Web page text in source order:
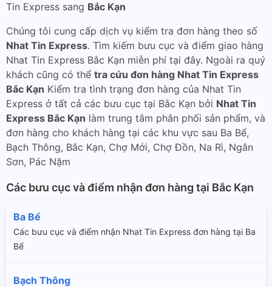
Tin Express sang Bắc Kạn
Chúng tôi cung cấp dịch vụ kiểm tra đơn hàng theo số
Nhat Tin Express. Tìm kiếm bưu cục và điểm giao hàng
Nhat Tin Express Bắc Kạn miễn phí tại đây. Ngoài ra quý
khách cũng có thể tra cứu đơn hàng Nhat Tin Express
Bắc Kạn Kiểm tra tình trạng đơn hàng của Nhat Tin
Express ở tất cả các bưu cục tại Bắc Kạn bởi Nhat Tin
Express Bắc Kạn làm trung tâm phân phối sản phẩm, và
đơn hàng cho khách hàng tại các khu vực sau Ba Bể,
Bạch Thông, Bắc Kạn, Chợ Mới, Chợ Đồn, Na Rì, Ngân
Sơn, Pác Nặm
Các bưu cục và điểm nhận đơn hàng tại Bắc Kạn
Ba Bể
Các bưu cục và điểm nhận Nhat Tin Express đơn hàng tại Ba
Bể
Bạch Thông